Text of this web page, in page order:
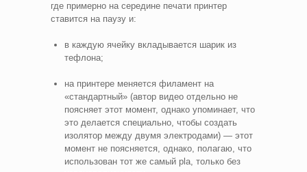
где примерно на середине печати принтер
ставится на паузу и:
в каждую ячейку вкладывается шарик из
тефлона;
на принтере меняется филамент на
«стандартный» (автор видео отдельно не
поясняет этот момент, однако упоминает, что
это делается специально, чтобы создать
изолятор между двумя электродами) — этот
момент не поясняется, однако, полагаю, что
использован тот же самый pla, только без